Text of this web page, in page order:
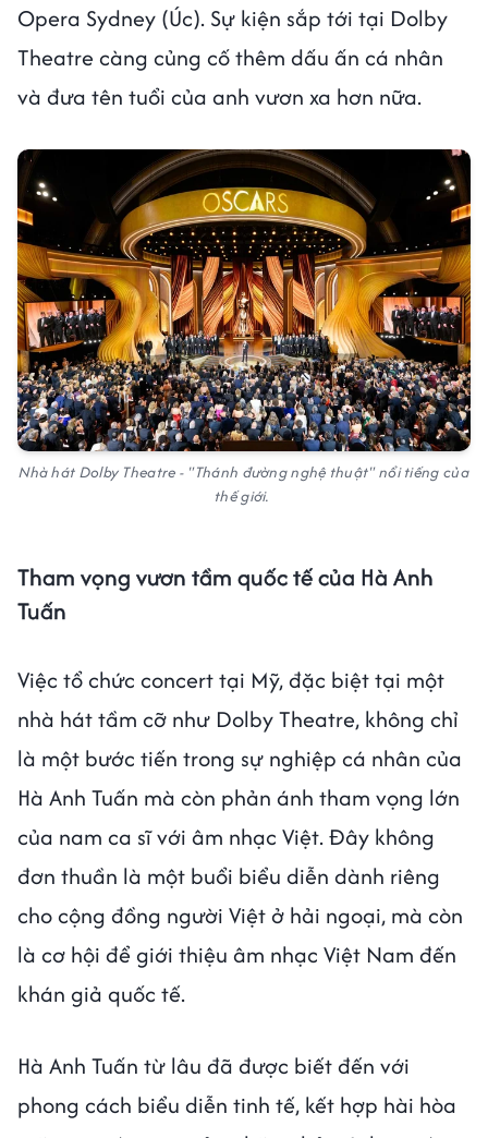
Opera Sydney (Úc). Sự kiện sắp tới tại Dolby
Theatre càng củng cố thêm dấu ấn cá nhân
và đưa tên tuổi của anh vươn xa hơn nữa.
Nhà hát Dolby Theatre - "Thánh đường nghệ thuật" nổi tiếng của
thế giới.
Tham vọng vươn tầm quốc tế của Hà Anh
Tuấn
Việc tổ chức concert tại Mỹ, đặc biệt tại một
nhà hát tầm cỡ như Dolby Theatre, không chỉ
là một bước tiến trong sự nghiệp cá nhân của
Hà Anh Tuấn mà còn phản ánh tham vọng lớn
của nam ca sĩ với âm nhạc Việt. Đây không
đơn thuần là một buổi biểu diễn dành riêng
cho cộng đồng người Việt ở hải ngoại, mà còn
là cơ hội để giới thiệu âm nhạc Việt Nam đến
khán giả quốc tế.
Hà Anh Tuấn từ lâu đã được biết đến với
phong cách biểu diễn tinh tế, kết hợp hài hòa